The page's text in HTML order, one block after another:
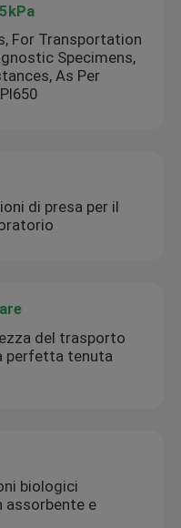
For Transportation
Specimens,
As Per
di presa per il
del trasporto
perfetta tenuta
biologici
assorbente e